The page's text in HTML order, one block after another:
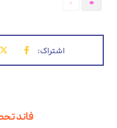
1
فاند